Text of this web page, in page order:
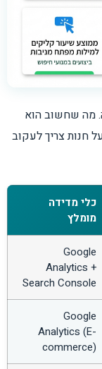
מה שחשוב הוא
חנות צריך לעקוב
כלי מדידה
מומלץ
Google
Analytics +
Search Console
Google
Analytics (E-
commerce)